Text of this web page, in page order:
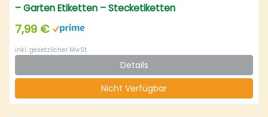
– Garten Etiketten – Stecketiketten
7,99 €
inkl. gesetzlicher MwSt.
Details
Nicht Verfügbar